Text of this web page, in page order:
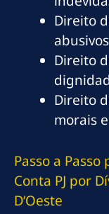
Direito
abusivos
Direito
Direito
morais
Passo a
Conta PJ por
D’Oeste